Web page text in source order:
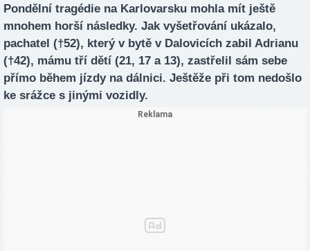
Pondělní tragédie na Karlovarsku mohla mít ještě
mnohem horší následky. Jak vyšetřování ukázalo,
pachatel (†52), který v bytě v Dalovicích zabil Adrianu
(†42), mámu tří dětí (21, 17 a 13), zastřelil sám sebe
přímo během jízdy na dálnici. Ještěže při tom nedošlo
ke srážce s jinými vozidly.